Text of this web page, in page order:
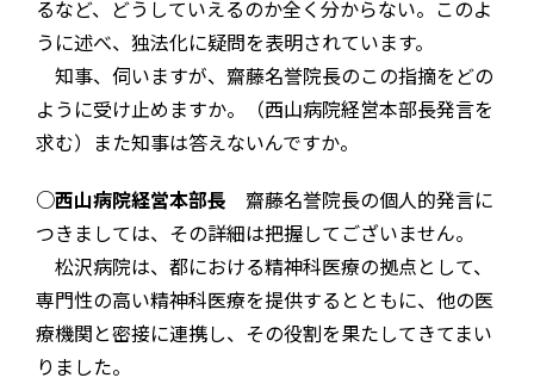
るなど、どうしていえるのか全く分からない。このよ
うに述べ、独法化に疑問を表明されています。
知事、伺いますが、齋藤名誉院長のこの指摘をどの
ように受け止めますか。（西山病院経営本部長発言を
求む）また知事は答えないんですか。
○西山病院経営本部長 齋藤名誉院長の個人的発言に
つきましては、その詳細は把握してございません。
松沢病院は、都における精神科医療の拠点として、
専門性の高い精神科医療を提供するとともに、他の医
療機関と密接に連携し、その役割を果たしてきてまい
りました。